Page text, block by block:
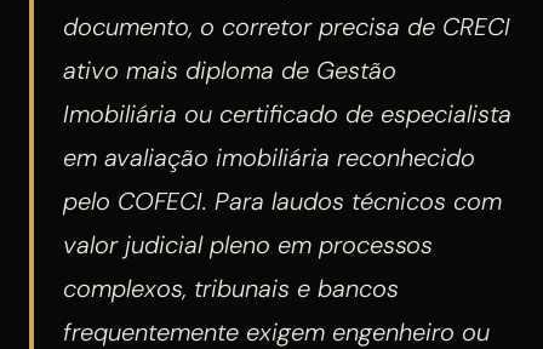
documento, o corretor precisa de CRECI
ativo mais diploma de Gestão
Imobiliária ou certificado de especialista
em avaliação imobiliária reconhecido
pelo COFECI. Para laudos técnicos com
valor judicial pleno em processos
complexos, tribunais e bancos
frequentemente exigem engenheiro ou